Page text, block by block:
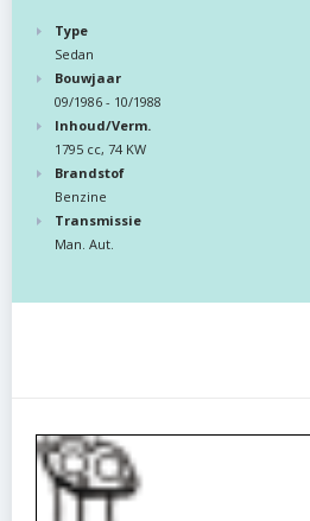
Type
Sedan
Bouwjaar
09/1986 - 10/1988
Inhoud/Verm.
1795 cc, 74 KW
Brandstof
Benzine
Transmissie
Man. Aut.